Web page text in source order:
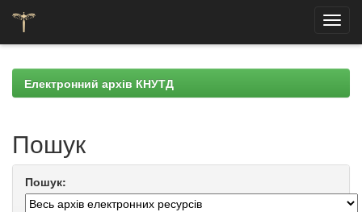
navigationЕлектронний архів КНУТД
Пошук
Пошук: